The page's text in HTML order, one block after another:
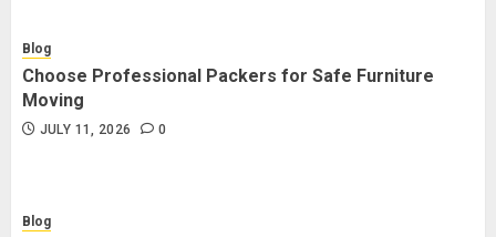
Blog
Choose Professional Packers for Safe Furniture
Moving
JULY 11, 2026 0
Blog